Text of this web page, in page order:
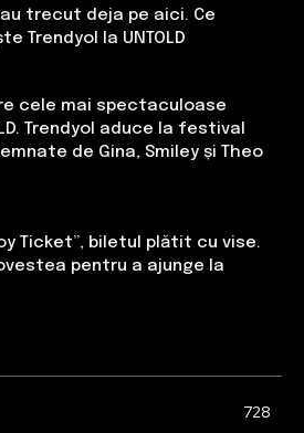
trecut deja pe aici. Ce
Trendyol la UNTOLD
cele mai spectaculoase
Trendyol aduce la festival
de Gina, Smiley și Theo
Ticket”, biletul plătit cu vise.
pentru a ajunge la
728